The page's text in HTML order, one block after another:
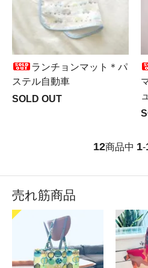
ランチョンマット＊パ
ステル自動車
SOLD OUT
ュ
12商品中 1-
売れ筋商品